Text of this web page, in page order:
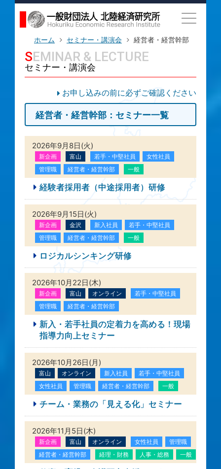
ホーム セミナー・講演会 経営者・経営幹部
SEMINAR & LECTURE
セミナー・講演会
お申し込みの前に必ずご確認ください
経営者・経営幹部：セミナー一覧
2026年9月8日(火)
新企画 富山 若手・中堅社員
女性社員
管理職
経営者・経営幹部 一般
経験者採用者（中途採用者）研修
2026年9月15日(火)
新企画 金沢 新入社員
若手・中堅社員
管理職
経営者・経営幹部 一般
ロジカルシンキング研修
2026年10月22日(木)
新企画 富山 オンライン
若手・中堅社員
管理職
経営者・経営幹部
新入・若手社員の定着力を高める！現場
指導力向上セミナー
2026年10月26日(月)
富山 オンライン 新入社員
若手・中堅社員
女性社員
管理職 経営者・経営幹部 一般
チーム・業務の「見える化」セミナー
2026年11月5日(木)
新企画 富山 オンライン 女性社員
管理職
経営者・経営幹部
経理・財務 人事・総務 一般